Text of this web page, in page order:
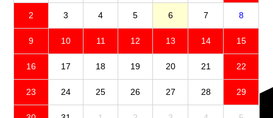
2 3 4 5 6 7 8
9 10 11 12 13 14 15
16 17 18 19 20 21 22
23 24 25 26 27 28 29